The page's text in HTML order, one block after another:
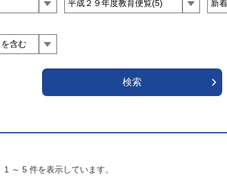
1 ～ 5 件を表示しています。